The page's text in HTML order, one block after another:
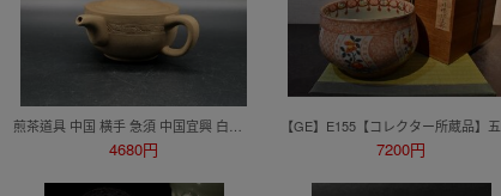
4680円 7200円